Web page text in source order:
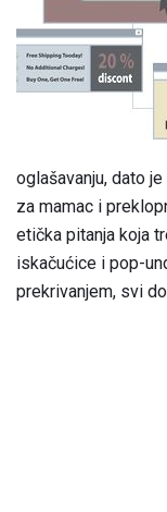
oglašavanju, dato
za mamac i
etička pitanja koja
iskačućice i pop-
prekrivanjem, svi